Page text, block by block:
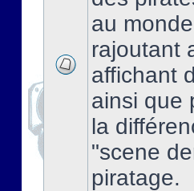
au
rajoutant
affichant
ainsi que
la
"scene
piratage.